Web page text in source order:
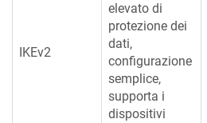
IKEv2
elevato di
protezione dei
dati,
configurazione
semplice,
supporta i
dispositivi